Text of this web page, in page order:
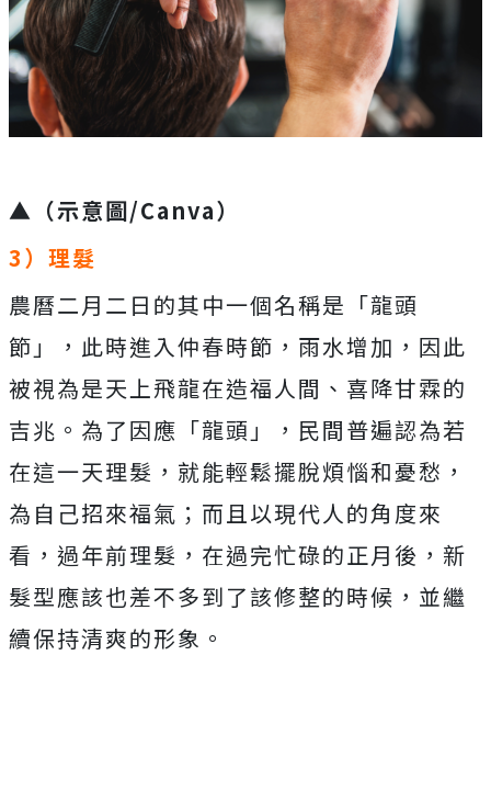
▲（示意圖/Canva）
3）理髮
農曆二月二日的其中一個名稱是「龍頭
節」，此時進入仲春時節，雨水增加，因此
被視為是天上飛龍在造福人間、喜降甘霖的
吉兆。為了因應「龍頭」，民間普遍認為若
在這一天理髮，就能輕鬆擺脫煩惱和憂愁，
為自己招來福氣；而且以現代人的角度來
看，過年前理髮，在過完忙碌的正月後，新
髮型應該也差不多到了該修整的時候，並繼
續保持清爽的形象。